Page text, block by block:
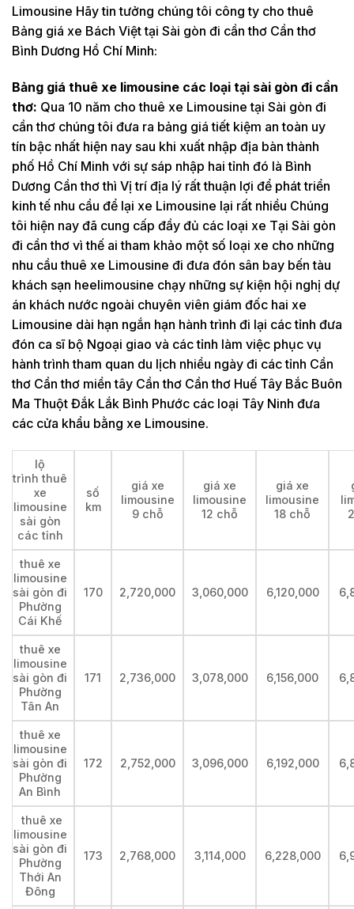
Limousine Hãy tin tưởng chúng tôi công ty cho thuê
Bảng giá xe Bách Việt tại Sài gòn đi cần thơ Cần thơ
Bình Dương Hồ Chí Minh:
Bảng giá thuê xe limousine các loại tại sài gòn đi cần
thơ: Qua 10 năm cho thuê xe Limousine tại Sài gòn đi
cần thơ chúng tôi đưa ra bảng giá tiết kiệm an toàn uy
tín bậc nhất hiện nay sau khi xuất nhập địa bàn thành
phố Hồ Chí Minh với sự sáp nhập hai tỉnh đó là Bình
Dương Cần thơ thì Vị trí địa lý rất thuận lợi để phát triển
kinh tế nhu cầu để lại xe Limousine lại rất nhiều Chúng
tôi hiện nay đã cung cấp đầy đủ các loại xe Tại Sài gòn
đi cần thơ vì thế ai tham khảo một số loại xe cho những
nhu cầu thuê xe Limousine đi đưa đón sân bay bến tàu
khách sạn heelimousine chạy những sự kiện hội nghị dự
án khách nước ngoài chuyên viên giám đốc hai xe
Limousine dài hạn ngắn hạn hành trình đi lại các tỉnh đưa
đón ca sĩ bộ Ngoại giao và các tỉnh làm việc phục vụ
hành trình tham quan du lịch nhiều ngày đi các tỉnh Cần
thơ Cần thơ miền tây Cần thơ Cần thơ Huế Tây Bắc Buôn
Ma Thuột Đắk Lắk Bình Phước các loại Tây Ninh đưa
các cửa khẩu bằng xe Limousine.
lộ
trình thuê
xe
limousine
sài gòn
các tỉnh
số
km
giá xe
limousine
9 chỗ
giá xe
limousine
12 chỗ
giá xe
limousine
18 chỗ
thuê xe
limousine
sài gòn đi
Phường
Cái Khế
170 2,720,000 3,060,000 6,120,000
thuê xe
limousine
sài gòn đi
Phường
Tân An
171 2,736,000 3,078,000 6,156,000
thuê xe
limousine
sài gòn đi
Phường
An Bình
172 2,752,000 3,096,000 6,192,000
thuê xe
limousine
sài gòn đi
Phường
Thới An
Đông
173 2,768,000 3,114,000 6,228,000